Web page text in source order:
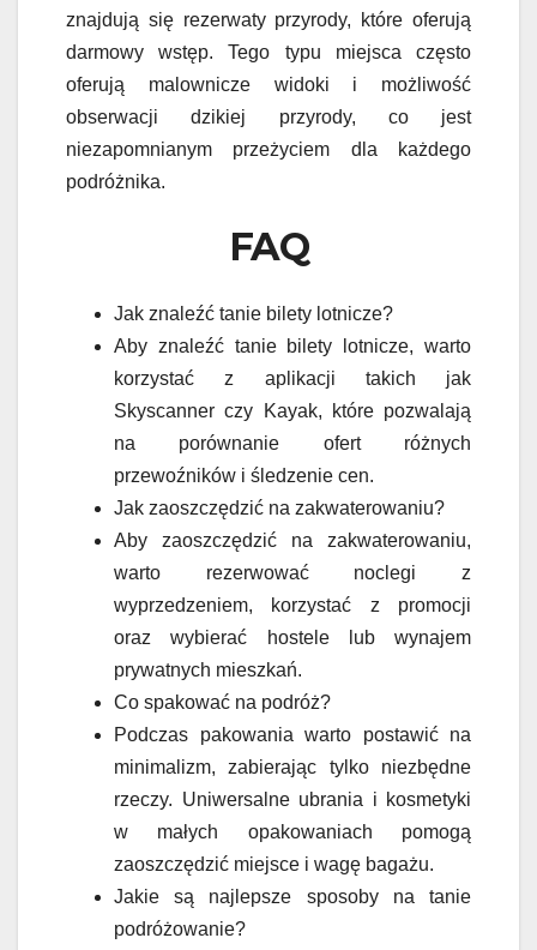
znajdują się rezerwaty przyrody, które oferują
darmowy wstęp. Tego typu miejsca często
oferują malownicze widoki i możliwość
obserwacji dzikiej przyrody, co jest
niezapomnianym przeżyciem dla każdego
podróżnika.
FAQ
Jak znaleźć tanie bilety lotnicze?
Aby znaleźć tanie bilety lotnicze, warto
korzystać z aplikacji takich jak
Skyscanner czy Kayak, które pozwalają
na porównanie ofert różnych
przewoźników i śledzenie cen.
Jak zaoszczędzić na zakwaterowaniu?
Aby zaoszczędzić na zakwaterowaniu,
warto rezerwować noclegi z
wyprzedzeniem, korzystać z promocji
oraz wybierać hostele lub wynajem
prywatnych mieszkań.
Co spakować na podróż?
Podczas pakowania warto postawić na
minimalizm, zabierając tylko niezbędne
rzeczy. Uniwersalne ubrania i kosmetyki
w małych opakowaniach pomogą
zaoszczędzić miejsce i wagę bagażu.
Jakie są najlepsze sposoby na tanie
podróżowanie?